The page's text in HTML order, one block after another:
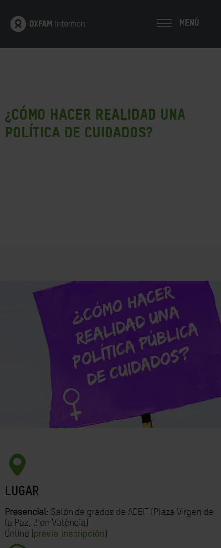
MENÚ
¿Cómo hacer realidad una
política de cuidados?
LUGAR
Presencial: Salón de grados de ADEIT (Plaza Virgen de
la Paz, 3 en València)
Online ( previa inscripción